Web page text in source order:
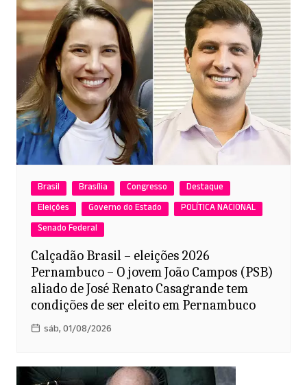
Brasil Brasília Congresso
Destaque
Eleições
Governo do Estado
POLÍTICA NACIONAL
Senado Federal
Calçadão Brasil – eleições 2026
Pernambuco – O jovem João Campos (PSB)
aliado de José Renato Casagrande tem
condições de ser eleito em Pernambuco
sáb, 01/08/2026